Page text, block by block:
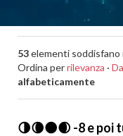
53elementi
Ordina perrilevanza ·
alfabeticamente
🌗🌘🌑🌒 -8 e poi